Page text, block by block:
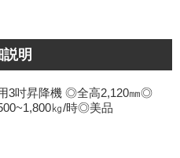
明
3吋昇降機 ◎全高2,120㎜◎
㎏/時◎美品